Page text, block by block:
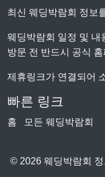
최신 웨딩박람회 정보
웨딩박람회 일정 및 내
방문 전 반드시 공식
제휴링크가 연결되어
빠른 링크
홈 모든 웨딩박람회
© 2026 웨딩박람회